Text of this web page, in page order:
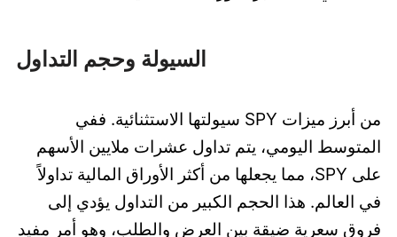
السيولة وحجم التداول
من أبرز ميزات SPY سيولتها الاستثنائية. ففي
المتوسط اليومي، يتم تداول عشرات ملايين الأسهم
على SPY، مما يجعلها من أكثر الأوراق المالية تداولاً
في العالم. هذا الحجم الكبير من التداول يؤدي إلى
فروق سعرية ضيقة بين العرض والطلب، وهو أمر مفيد